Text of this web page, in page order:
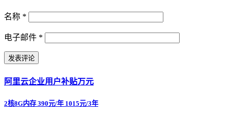
名称 *
电子邮件 *
阿里云企业用户补贴万元
2核8G内存 390元/年 1015元/3年